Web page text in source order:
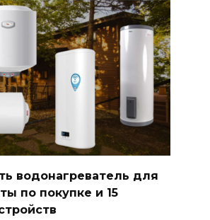
водонагреватель для
по покупке и 15